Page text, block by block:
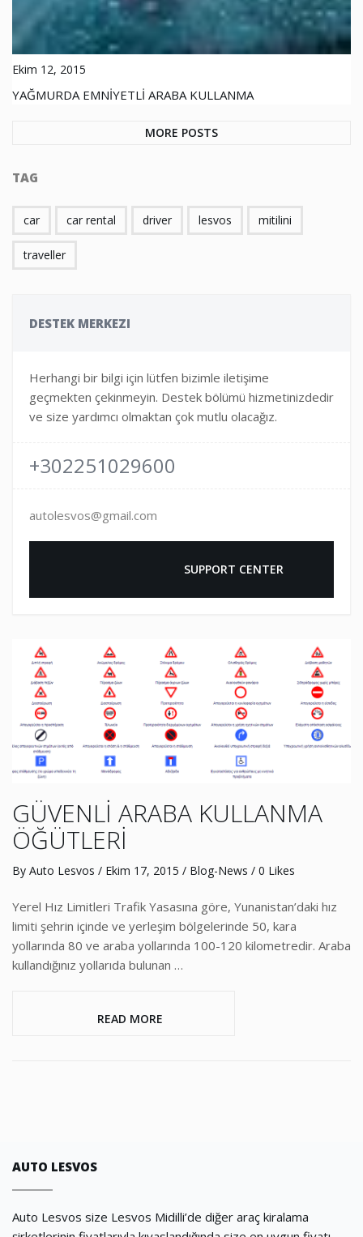
Ekim 12, 2015
YAĞMURDA EMNİYETLİ ARABA KULLANMA
MORE POSTS
TAG
car car rental driver lesvos mitilini
traveller
DESTEK MERKEZI
Herhangi bir bilgi için lütfen bizimle iletişime
geçmekten çekinmeyin. Destek bölümü hizmetinizdedir
ve size yardımcı olmaktan çok mutlu olacağız.
+302251029600
autolesvos@gmail.com
GÜVENLİ ARABA KULLANMA
ÖĞÜTLERİ
By Auto Lesvos / Ekim 17, 2015 / Blog-News / 0 Likes
Yerel Hız Limitleri Trafik Yasasına göre, Yunanistan’daki hız
limiti şehrin içinde ve yerleşim bölgelerinde 50, kara
yollarında 80 ve araba yollarında 100-120 kilometredir. Araba
kullandığınız yollarıda bulunan …
                     READ MORE
AUTO LESVOS
Auto Lesvos size Lesvos Midilli’de diğer araç kiralama